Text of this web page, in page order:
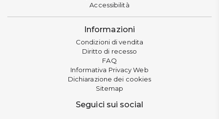
Accessibilità
Informazioni
Condizioni di vendita
Diritto di recesso
FAQ
Informativa Privacy Web
Dichiarazione dei cookies
Sitemap
Seguici sui social